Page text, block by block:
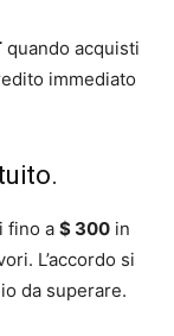
quando acquisti
immediato
fino a $ 300 in
L’accordo si
da superare.